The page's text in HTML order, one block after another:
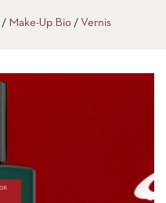
Make-Up Bio Vernis